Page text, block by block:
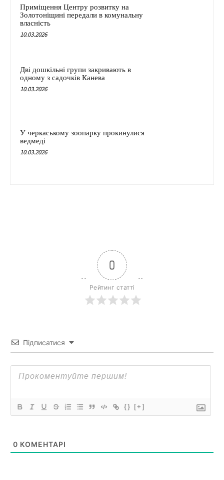
Приміщення Центру розвитку на
Золотоніщині передали в комунальну
власність
10.03.2026
Дві дошкільні групи закривають в
одному з садочків Канева
10.03.2026
У черкаському зоопарку прокинулися
ведмеді
10.03.2026
0
Рейтинг статті
Підписатися
{} [+]
0 КОМЕНТАРІ